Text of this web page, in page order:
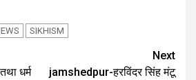
SIKHISM
धर्म
Next
jamshedpur-हरविंदर सिंह मंटू